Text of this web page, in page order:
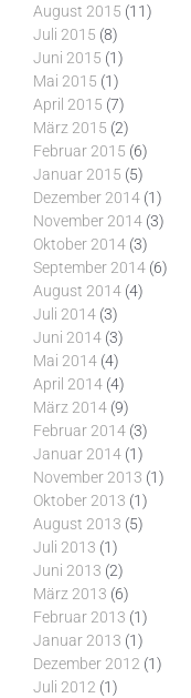
August 2015 (11)
Juli 2015 (8)
Juni 2015 (1)
Mai 2015 (1)
April 2015 (7)
März 2015 (2)
Februar 2015 (6)
Januar 2015 (5)
Dezember 2014 (1)
November 2014 (3)
Oktober 2014 (3)
September 2014 (6)
August 2014 (4)
Juli 2014 (3)
Juni 2014 (3)
Mai 2014 (4)
April 2014 (4)
März 2014 (9)
Februar 2014 (3)
Januar 2014 (1)
November 2013 (1)
Oktober 2013 (1)
August 2013 (5)
Juli 2013 (1)
Juni 2013 (2)
März 2013 (6)
Februar 2013 (1)
Januar 2013 (1)
Dezember 2012 (1)
Juli 2012 (1)